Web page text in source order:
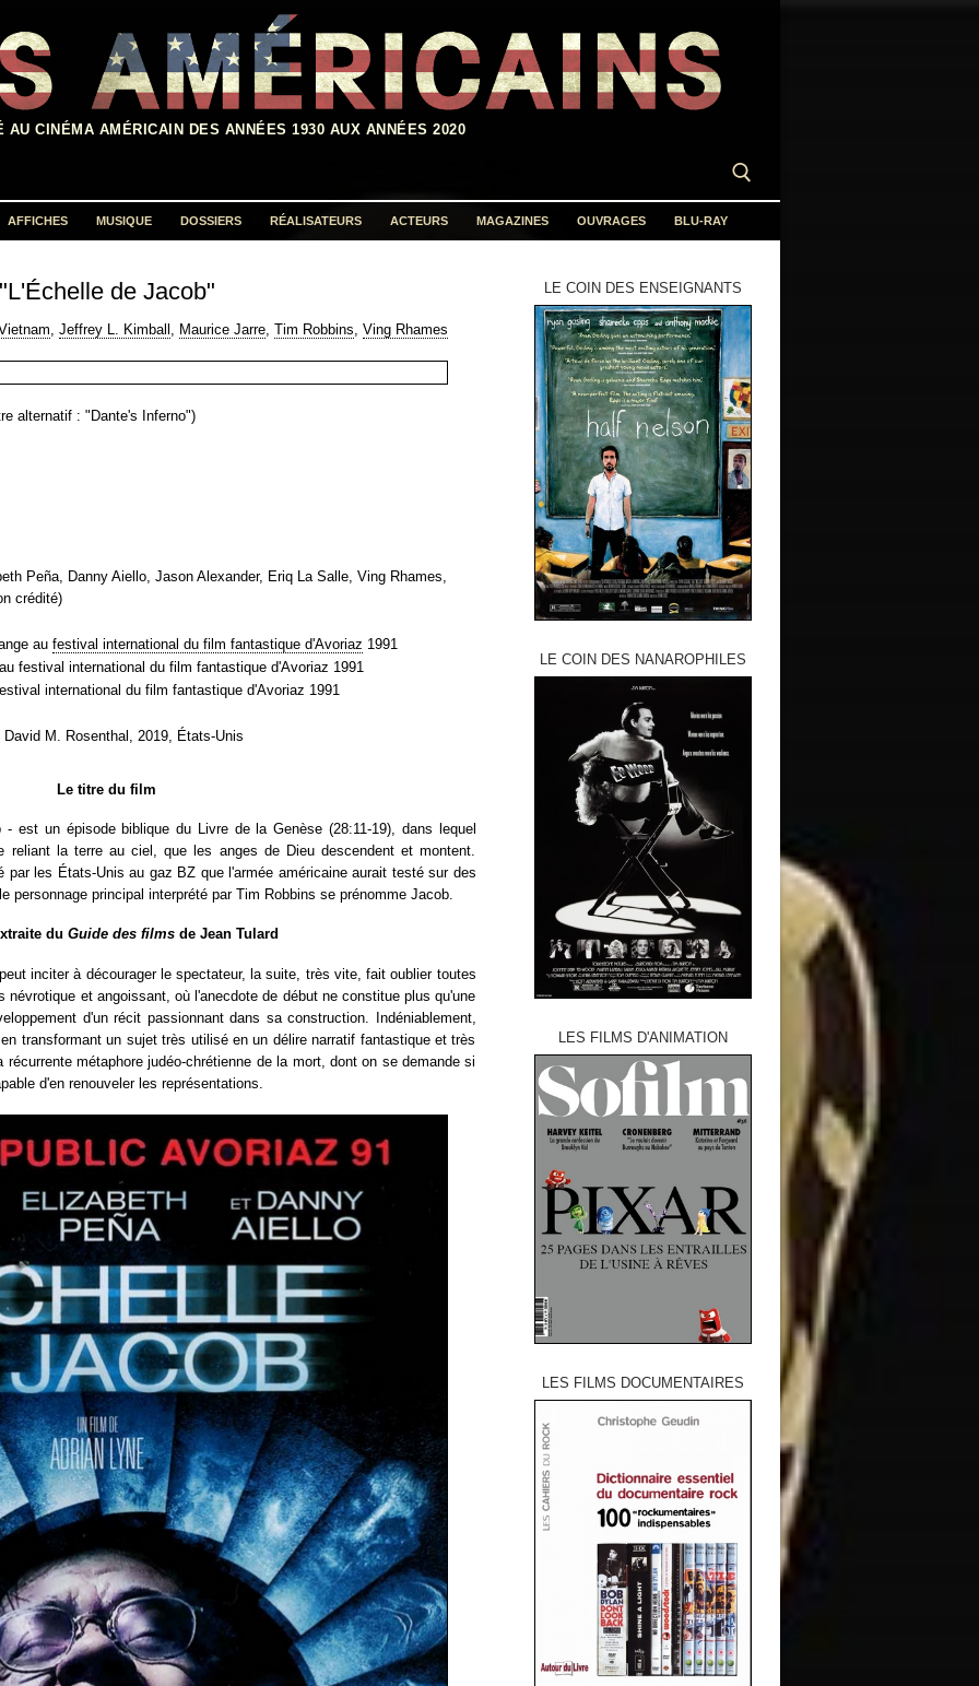
CINÉMA AMÉRICAIN DES ANNÉES 1930 AUX ANNÉES 2020
AFFICHES MUSIQUE DOSSIERS RÉALISATEURS ACTEURS MAGAZINES OUVRAGES BLU-RAY
de Jacob"
, Jeffrey L. Kimball , Maurice Jarre, Tim Robbins, Ving Rhames
alternatif : "Dante's Inferno")
Peña, Danny Aiello, Jason Alexander, Eriq La Salle, Ving Rhames,
crédité)
au festival international du film fantastique d'Avoriaz 1991
festival international du film fantastique d'Avoriaz 1991
international du film fantastique d'Avoriaz 1991
M. Rosenthal, 2019, États-Unis
Le titre du film
est un épisode biblique du Livre de la Genèse (28:11-19), dans lequel
la terre au ciel, que les anges de Dieu descendent et montent.
par les États-Unis au gaz BZ que l'armée américaine aurait testé sur des
personnage principal interprété par Tim Robbins se prénomme Jacob.
duGuide des films de Jean Tulard
inciter à décourager le spectateur, la suite, très vite, fait oublier toutes
et angoissant, où l'anecdote de début ne constitue plus qu'une
d'un récit passionnant dans sa construction. Indéniablement,
transformant un sujet très utilisé en un délire narratif fantastique et très
métaphore judéo-chrétienne de la mort, dont on se demande si
d'en renouveler les représentations.
LE COIN DES ENSEIGNANTS
LE COIN DES NANAROPHILES
LES FILMS D'ANIMATION
LES FILMS DOCUMENTAIRES